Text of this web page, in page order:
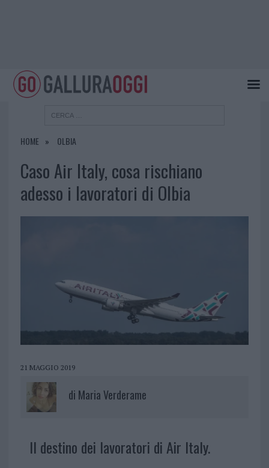
HOME OLBIA
Caso Air Italy, cosa rischiano
adesso i lavoratori di Olbia
21 MAGGIO 2019
di Maria Verderame
Il destino dei lavoratori di Air Italy.